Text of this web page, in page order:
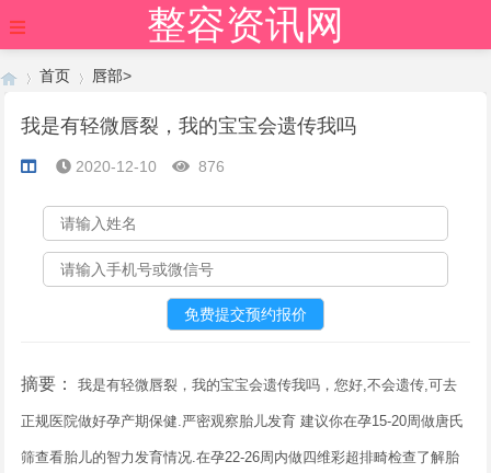
整容资讯网
›
首页
›
唇部>
我是有轻微唇裂，我的宝宝会遗传我吗
2020-12-10 876
摘要：我是有轻微唇裂，我的宝宝会遗传我吗，您好,不会遗传,可去
正规医院做好孕产期保健.严密观察胎儿发育 建议你在孕15-20周做唐氏
筛查看胎儿的智力发育情况.在孕22-26周内做四维彩超排畸检查了解胎